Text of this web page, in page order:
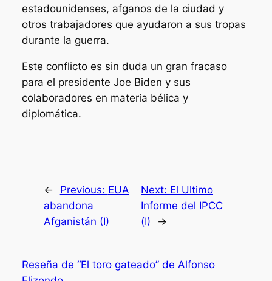
estadounidenses, afganos de la ciudad y
otros trabajadores que ayudaron a sus tropas
durante la guerra.
Este conflicto es sin duda un gran fracaso
para el presidente Joe Biden y sus
colaboradores en materia bélica y
diplomática.
← Previous: EUA
abandona
Afganistán (I)
Next: El Ultimo
Informe del IPCC
(I)
→
Reseña de “El toro gateado” de Alfonso